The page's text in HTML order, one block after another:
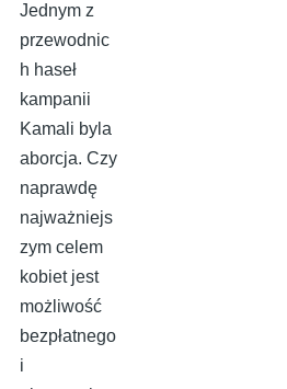
Jednym z
przewodnic
h haseł
kampanii
Kamali byla
aborcja. Czy
naprawdę
najważniejs
zym celem
kobiet jest
możliwość
bezpłatnego
i